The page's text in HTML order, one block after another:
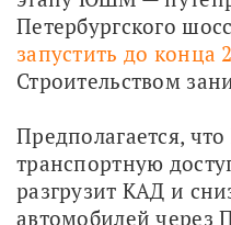
Петербургского
запустить до конца
Строительством
Предполагается,
транспортную
разгрузит КАД и
автомобилей через